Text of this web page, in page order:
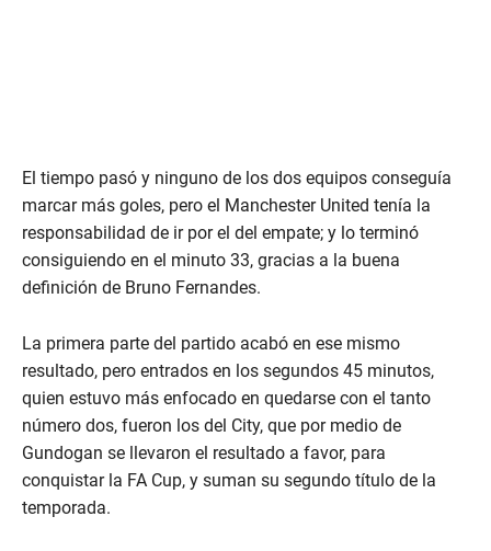
El tiempo pasó y ninguno de los dos equipos conseguía
marcar más goles, pero el Manchester United tenía la
responsabilidad de ir por el del empate; y lo terminó
consiguiendo en el minuto 33, gracias a la buena
definición de Bruno Fernandes.
La primera parte del partido acabó en ese mismo
resultado, pero entrados en los segundos 45 minutos,
quien estuvo más enfocado en quedarse con el tanto
número dos, fueron los del City, que por medio de
Gundogan se llevaron el resultado a favor, para
conquistar la FA Cup, y suman su segundo título de la
temporada.